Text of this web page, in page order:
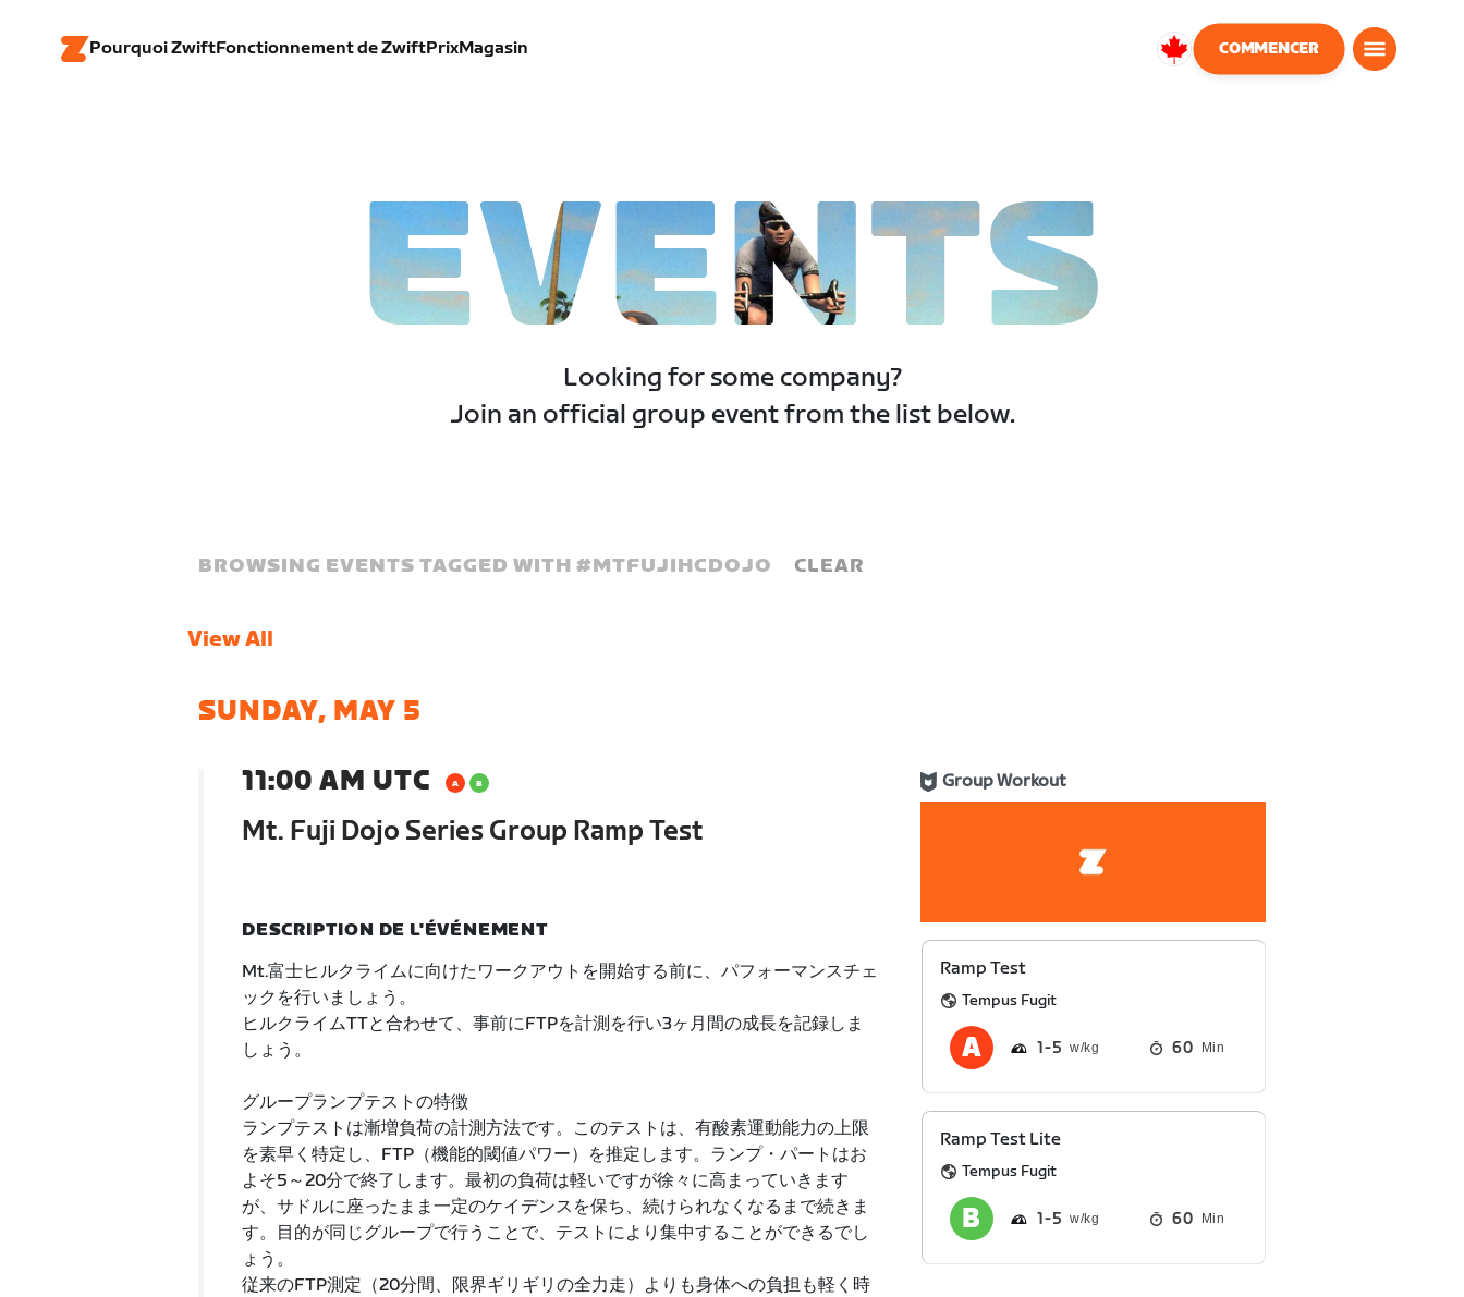
Pourquoi ZwiftFonctionnement de ZwiftPrixMagasin
Canada
COMMENCER
EVENTS
Looking for some company?
Join an official group event from the list below.
BROWSING EVENTS TAGGED WITH #MTFUJIHCDOJO CLEAR
View All
SUNDAY, MAY 5
11:00 AM UTC
Mt. Fuji Dojo Series Group Ramp Test
Group Workout
DESCRIPTION DE L'ÉVÉNEMENT
Mt.富士ヒルクライムに向けたワークアウトを開始する前に、パフォーマンスチェ
ックを行いましょう。
ヒルクライムTTと合わせて、事前にFTPを計測を行い3ヶ月間の成長を記録しま
しょう。
グループランプテストの特徴
ランプテストは漸増負荷の計測方法です。このテストは、有酸素運動能力の上限
を素早く特定し、FTP（機能的閾値パワー）を推定します。ランプ・パートはお
よそ5～20分で終了します。最初の負荷は軽いですが徐々に高まっていきます
が、サドルに座ったまま一定のケイデンスを保ち、続けられなくなるまで続きま
す。目的が同じグループで行うことで、テストにより集中することができるでし
ょう。
従来のFTP測定（20分間、限界ギリギリの全力走）よりも身体への負担も軽く時
Ramp Test
Tempus Fugit
1 5 60 Min
Ramp Test Lite
Tempus Fugit
1 5 60 Min